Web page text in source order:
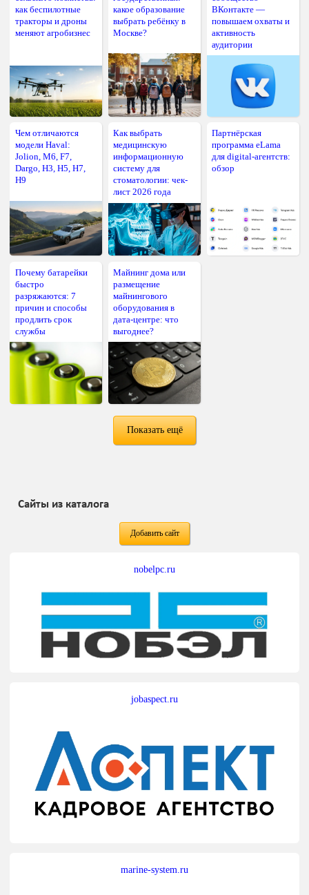
как беспилотные
тракторы и дроны
меняют агробизнес
какое образование
выбрать ребёнку в
Москве?
ВКонтакте —
повышаем охваты и
активность
аудитории
Чем отличаются
модели Haval:
Jolion, M6, F7,
Dargo, H3, H5, H7,
H9
Как выбрать
медицинскую
информационную
систему для
стоматологии: чек-
лист 2026 года
Партнёрская
программа eLama
для digital-агентств:
обзор
Почему батарейки
быстро
разряжаются: 7
причин и способы
продлить срок
службы
Майнинг дома или
размещение
майнингового
оборудования в
дата-центре: что
выгоднее?
Показать ещё
Сайты из каталога
Добавить сайт
nobelpc.ru
jobaspect.ru
marine-system.ru